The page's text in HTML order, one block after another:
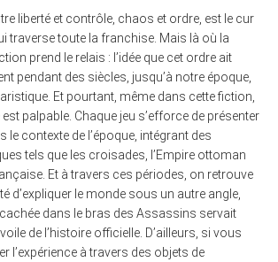
liberté et contrôle, chaos et ordre, est le cur
traverse toute la franchise. Mais là où la
prend le relais : l’idée que cet ordre ait
pendant des siècles, jusqu’à notre époque,
Et pourtant, même dans cette fiction,
palpable. Chaque jeu s’efforce de présenter
le contexte de l’époque, intégrant des
tels que les croisades, l’Empire ottoman
Et à travers ces périodes, on retrouve
d’expliquer le monde sous un autre angle,
dans le bras des Assassins servait
de l’histoire officielle. D’ailleurs, si vous
l’expérience à travers des objets de